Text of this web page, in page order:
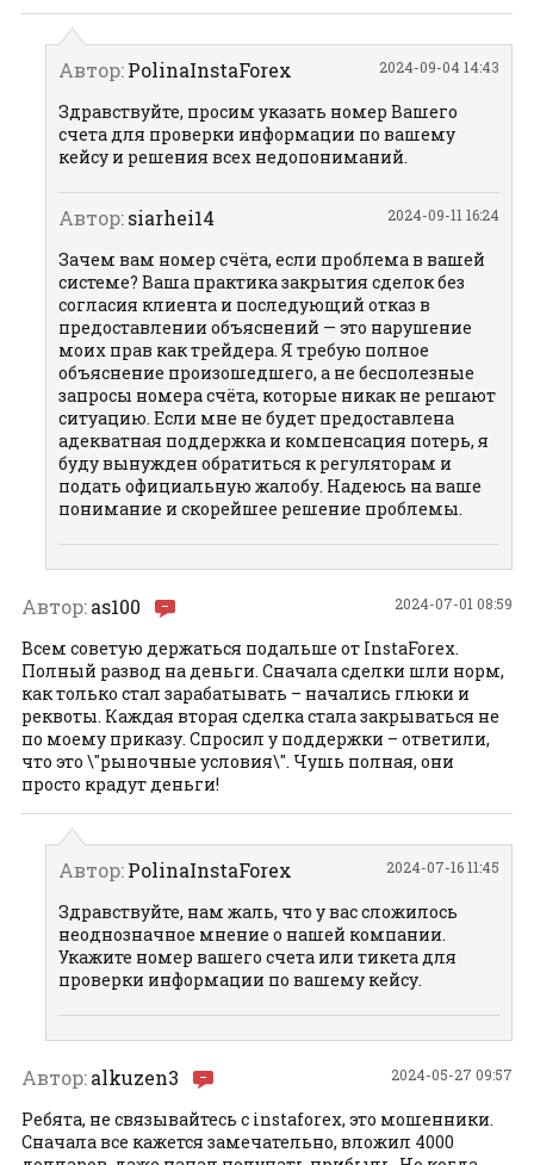
2024-09-04 14:43
Автор:PolinaInstaForex
Здравствуйте, просим указать номер Вашего
счета для проверки информации по вашему
кейсу и решения всех недопониманий.
2024-09-11 16:24
Автор:siarhei14
Зачем вам номер счёта, если проблема в вашей
системе? Ваша практика закрытия сделок без
согласия клиента и последующий отказ в
предоставлении объяснений — это нарушение
моих прав как трейдера. Я требую полное
объяснение произошедшего, а не бесполезные
запросы номера счёта, которые никак не решают
ситуацию. Если мне не будет предоставлена
адекватная поддержка и компенсация потерь, я
буду вынужден обратиться к регуляторам и
подать официальную жалобу. Надеюсь на ваше
понимание и скорейшее решение проблемы.
2024-07-01 08:59
Автор:as100
Всем советую держаться подальше от InstaForex.
Полный развод на деньги. Сначала сделки шли норм,
как только стал зарабатывать – начались глюки и
реквоты. Каждая вторая сделка стала закрываться не
по моему приказу. Спросил у поддержки – ответили,
что это \"рыночные условия\". Чушь полная, они
просто крадут деньги!
2024-07-16 11:45
Автор:PolinaInstaForex
Здравствуйте, нам жаль, что у вас сложилось
неоднозначное мнение о нашей компании.
Укажите номер вашего счета или тикета для
проверки информации по вашему кейсу.
2024-05-27 09:57
Автор:alkuzen3
Ребята, не связывайтесь с instaforex, это мошенники.
Сначала все кажется замечательно, вложил 4000